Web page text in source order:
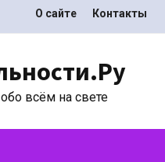
О сайте Контакты
всём на свете